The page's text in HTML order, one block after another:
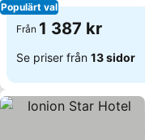
Populärt val
Från 1 387 kr
Se priser från 13 sidor